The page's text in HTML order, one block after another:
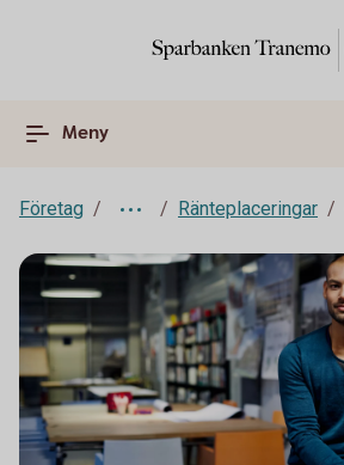
Meny
Företag Ränteplaceringar